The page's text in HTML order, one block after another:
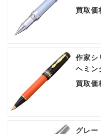
買取価
作家シ
ヘミン
買取価
グレー